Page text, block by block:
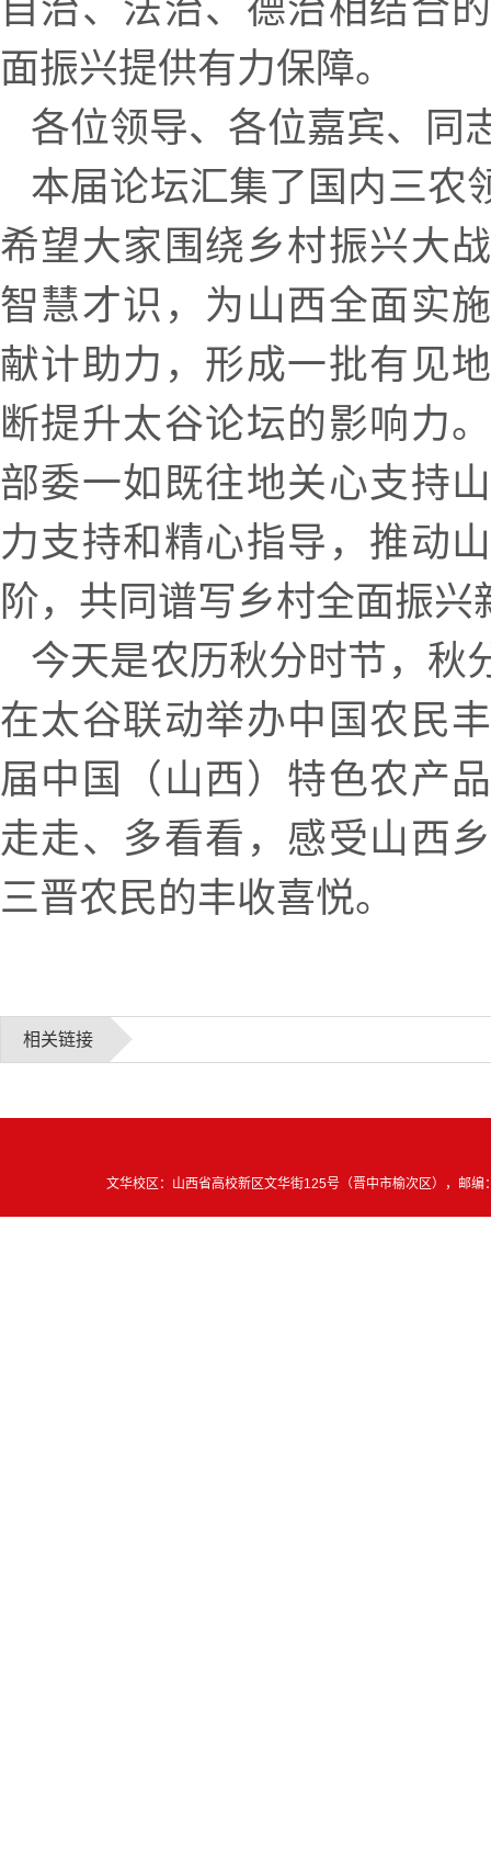
自治、法治、德治相结合
面振兴提供有力保障。
各位领导、各位嘉宾、同
本届论坛汇集了国内三农
希望大家围绕乡村振兴大
智慧才识，为山西全面实
献计助力，形成一批有见
断提升太谷论坛的影响力
部委一如既往地关心支持
力支持和精心指导，推动
阶，共同谱写乡村全面振兴
今天是农历秋分时节，秋
在太谷联动举办中国农民
届中国（山西）特色农产
走走、多看看，感受山西
三晋农民的丰收喜悦。
相关链接
文华校区：山西省高校新区文华街125号（晋中市榆次区），邮